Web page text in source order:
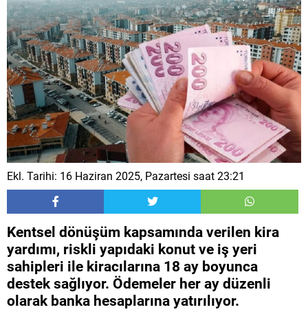
Ekl. Tarihi: 16 Haziran 2025, Pazartesi saat 23:21
Kentsel dönüşüm kapsamında verilen kira
yardımı, riskli yapıdaki konut ve iş yeri
sahipleri ile kiracılarına 18 ay boyunca
destek sağlıyor. Ödemeler her ay düzenli
olarak banka hesaplarına yatırılıyor.